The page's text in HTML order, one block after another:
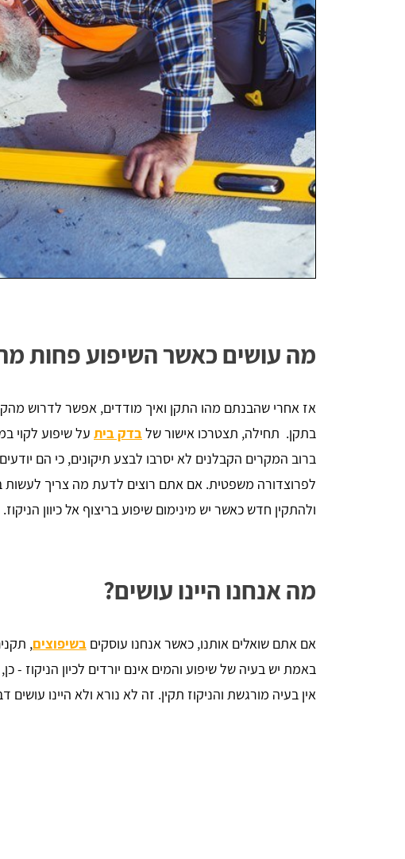
מה עושים כאשר השיפוע פחות
אז אחרי שהבנתם מהו התקן ואיך מודדים, אפשר לדרוש
בתקן. תחילה, תצטרכו אישור שלבדק בית על שיפוע לקוי
ברוב המקרים הקבלנים לא יסרבו לבצע תיקונים, כי הם
לפרוצדורה משפטית. אם אתם רוצים לדעת מה צריך
ולהתקין חדש כאשר יש מינימום שיפוע בריצוף אל כיוון הניקוז. זאת
מה אנחנו היינו עושים?
אם אתם שואלים אותנו, כאשר אנחנו עוסקים בשיפוצים,
באמת יש בעיה של שיפוע והמים אינם יורדים לכיון הניקוז -
אין בעיה מורגשת והניקוז תקין. זה לא נורא ולא היינו עושים